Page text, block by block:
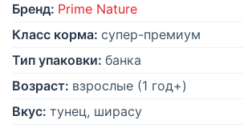
Бренд: Prime Nature
Класс корма: супер-премиум
Тип упаковки: банка
Возраст: взрослые (1 год+)
Вкус: тунец, ширасу